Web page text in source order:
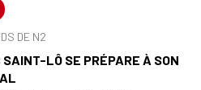
DE N2
SAINT-LÔ SE PRÉPARE À SON